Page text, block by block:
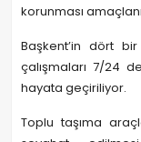
korunması
Başkent’in dört
çalışmaları 7/24
hayata geçiriliyor.
Toplu taşıma